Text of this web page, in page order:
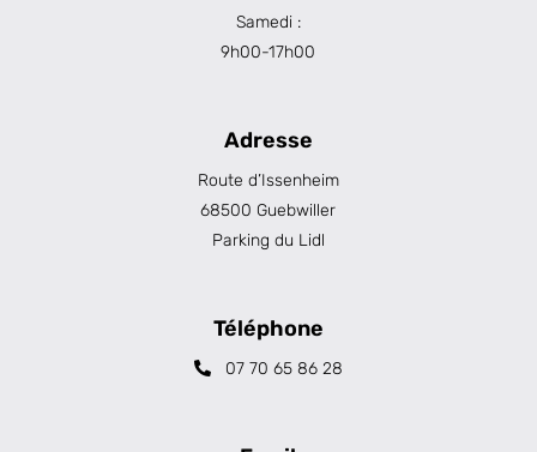
Samedi :
9h00-17h00
Adresse
Route d’Issenheim
68500 Guebwiller
Parking du Lidl
Téléphone
07 70 65 86 28